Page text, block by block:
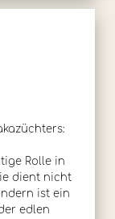
Rolle in
dient nicht
ist ein
edlen